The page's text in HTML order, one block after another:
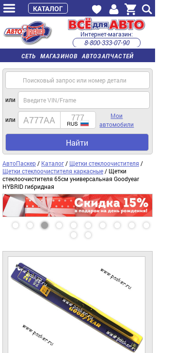
СЕТЬ МАГАЗИНОВ АВТОЗАПЧАСТЕЙ
Интернет-магазин:
8-800-333-07-90
часы работы с 9:00 до 22:00 (пн-пт)
или
или
Мои
автомобили
Найти
АвтоПаскер / Каталог / Щетки стеклоочистителя /
Щетки стеклоочистителя каркасные / Щетки
стеклоочистителя 65см универсальная Goodyear
HYBRID гибридная
КАТАЛОГ